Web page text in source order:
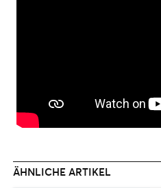
ÄHNLICHE ARTIKEL